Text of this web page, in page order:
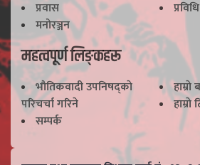
प्रवास
प्रविधि
मनोरञ्जन
महत्वपूर्ण लिङ्कहरू
भाैतिकवादी उपनिषद्काे
परिचर्चा गरिने
हाम्राे
हाम्राे
सम्पर्क